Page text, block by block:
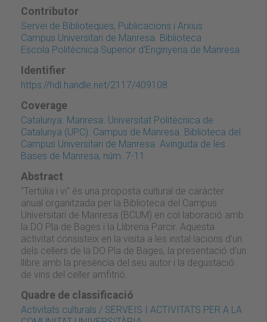
Contributor
Servei de Biblioteques, Publicacions i Arxius
Campus Universitari de Manresa. Biblioteca
Escola Politècnica Superior d'Enginyeria de Manresa
Identifier
https://hdl.handle.net/2117/409108
Coverage
Catalunya. Manresa. Universitat Politècnica de
Catalunya (UPC). Campus de Manresa. Biblioteca del
Campus Universitari de Manresa. Avinguda de les
Bases de Manresa, núm. 7-11
Abstract
"Tertúlia i vi" és una proposta cultural de caràcter
anual organitzada per la Biblioteca del Campus
Universitari de Manresa (BCUM) en col·laboració amb
la DO Pla de Bages i la Llibreria Parcir. Aquesta
activitat consisteix en la visita a les instal·lacions d'un
dels cellers de la DO Pla de Bages, la presentació d'un
llibre amb la presència del seu autor i la degustació
de vins del celler amfitrió.
Quadre de classificació
Activitats culturals / SERVEIS I ACTIVITATS PER A LA